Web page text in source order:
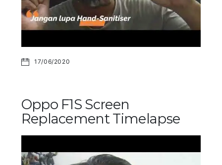
17/06/2020
Oppo F1S Screen
Replacement Timelapse